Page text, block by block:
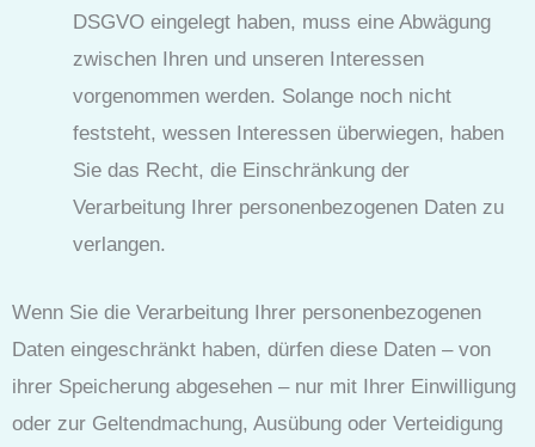
DSGVO eingelegt haben, muss eine Abwägung
zwischen Ihren und unseren Interessen
vorgenommen werden. Solange noch nicht
feststeht, wessen Interessen überwiegen, haben
Sie das Recht, die Einschränkung der
Verarbeitung Ihrer personenbezogenen Daten zu
verlangen.
Wenn Sie die Verarbeitung Ihrer personenbezogenen
Daten eingeschränkt haben, dürfen diese Daten – von
ihrer Speicherung abgesehen – nur mit Ihrer Einwilligung
oder zur Geltendmachung, Ausübung oder Verteidigung